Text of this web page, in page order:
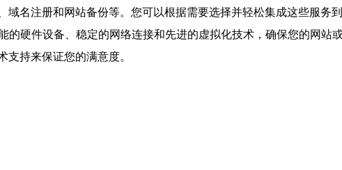
名注册和网站备份等。您可以根据需要选择并轻松集成这些服务到
硬件设备、稳定的网络连接和先进的虚拟化技术，确保您的网站
持来保证您的满意度。